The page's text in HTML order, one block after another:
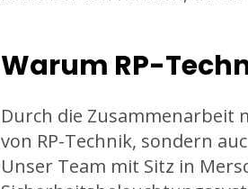
Warum RP-
Durch die Zusammenarbeit
von RP-Technik, sondern
Unser Team mit Sitz in